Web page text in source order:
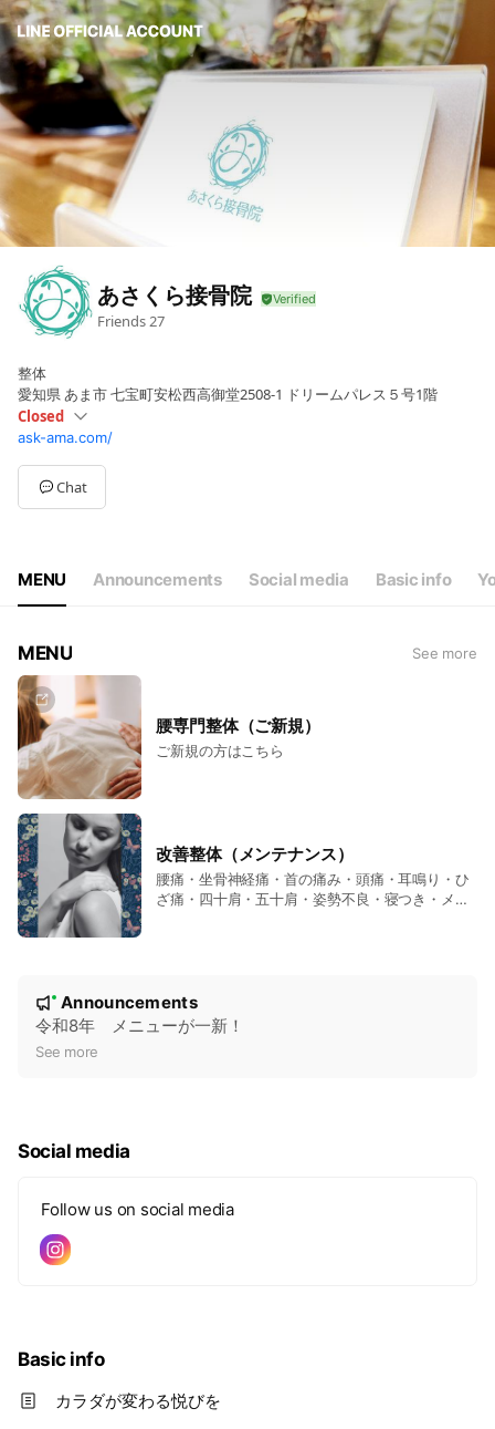
あさくら接骨院
Friends27
整体
愛知県 あま市 七宝町安松西高御堂2508-1 ドリームパレス５号1階
Closed
Sun09:00 - 19:00
Mon09:00 - 19:00
Tue09:00 - 19:00
Wed09:00 - 19:00
定休日 木曜日
ask-ama.com/
Chat
MENU Announcements Social media Basic info
MENU See more
腰専門整体（ご新規）
ご新規の方はこちら
改善整体（メンテナンス）
腰痛・坐骨神経痛・首の痛み・頭痛・耳鳴り・ひ
ざ痛・四十肩・五十肩・姿勢不良・寝つき・メン
e
New
Announcements
令和8年 メニューが一新！
See more
Social media
Follow us on social media
Basic info
カラダが変わる悦びを